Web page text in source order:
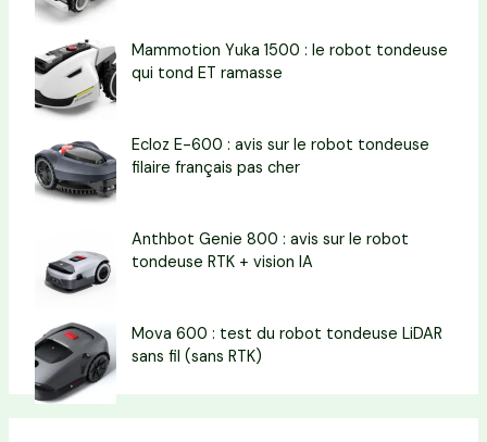
Mammotion Yuka 1500 : le robot tondeuse
qui tond ET ramasse
Ecloz E-600 : avis sur le robot tondeuse
filaire français pas cher
Anthbot Genie 800 : avis sur le robot
tondeuse RTK + vision IA
Mova 600 : test du robot tondeuse LiDAR
sans fil (sans RTK)